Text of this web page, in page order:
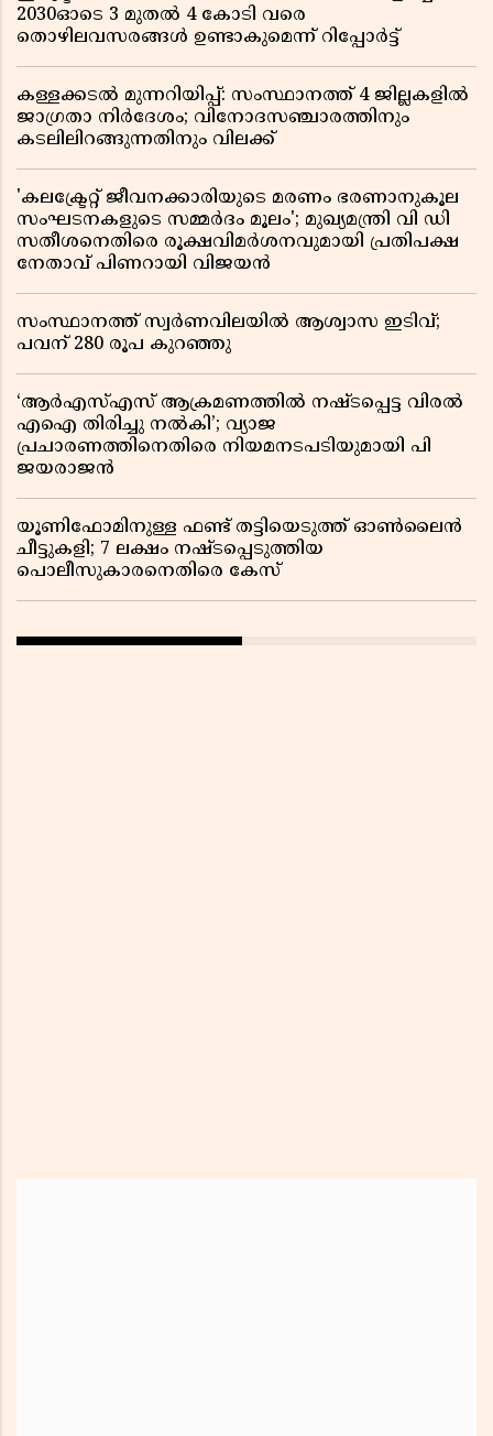
2030ഓടെ 3 മുതൽ 4 കോടി വരെ
തൊഴിലവസരങ്ങൾ ഉണ്ടാകുമെന്ന് റിപ്പോർട്ട്
കള്ളക്കടൽ മുന്നറിയിപ്പ്: സംസ്ഥാനത്ത് 4 ജില്ലകളിൽ
ജാഗ്രതാ നിർദേശം; വിനോദസഞ്ചാരത്തിനും
കടലിലിറങ്ങുന്നതിനും വിലക്ക്
'കലക്ട്രേറ്റ് ജീവനക്കാരിയുടെ മരണം ഭരണാനുകൂല
സംഘടനകളുടെ സമ്മർദം മൂലം'; മുഖ്യമന്ത്രി വി ഡി
സതീശനെതിരെ രൂക്ഷവിമർശനവുമായി പ്രതിപക്ഷ
നേതാവ് പിണറായി വിജയൻ
സംസ്ഥാനത്ത് സ്വര്‍ണവിലയില്‍ ആശ്വാസ ഇടിവ്;
പവന് 280 രൂപ കുറഞ്ഞു
‘ആർഎസ്എസ് ആക്രമണത്തിൽ നഷ്ടപ്പെട്ട വിരൽ
എഐ തിരിച്ചു നൽകി’; വ്യാജ
പ്രചാരണത്തിനെതിരെ നിയമനടപടിയുമായി പി
ജയരാജൻ
യൂണിഫോമിനുള്ള ഫണ്ട് തട്ടിയെടുത്ത് ഓൺലൈൻ
ചീട്ടുകളി; 7 ലക്ഷം നഷ്ടപ്പെടുത്തിയ
പൊലീസുകാരനെതിരെ കേസ്